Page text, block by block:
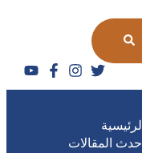
الرئيسية
أحدث المقالات